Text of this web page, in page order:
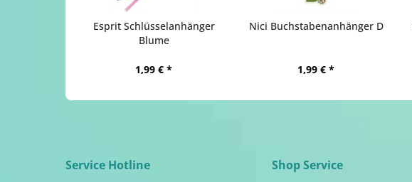
Esprit Schlüsselanhänger
Blume
1,99 € *
Nici Buchstabenanhänger D
1,99 € *
Service Hotline Shop Service